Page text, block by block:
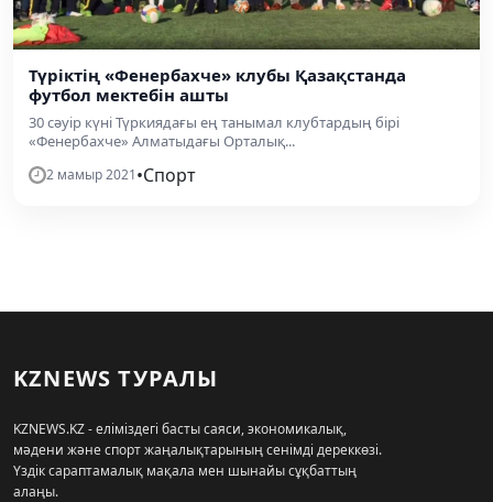
Түріктің «Фенербахче» клубы Қазақстанда
футбол мектебін ашты
30 сәуір күні Түркиядағы ең танымал клубтардың бірі
«Фенербахче» Алматыдағы Орталық...
2 мамыр 2021•Спорт
KZNEWS ТУРАЛЫ
KZNEWS.KZ - еліміздегі басты саяси, экономикалық,
мәдени және спорт жаңалықтарының сенімді дереккөзі.
Үздік сараптамалық мақала мен шынайы сұқбаттың
алаңы.